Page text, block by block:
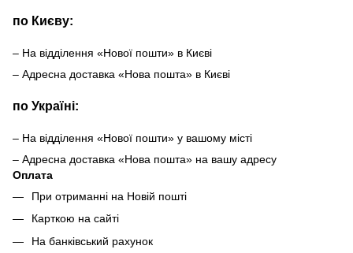
по Києву:
– На відділення «Нової пошти» в Києві
– Адресна доставка «Нова пошта» в Києві
по Україні:
– На відділення «Нової пошти» у вашому місті
– Адресна доставка «Нова пошта» на вашу адресу
Оплата
При отриманні на Новій пошті
Карткою на сайті
На банківський рахунок